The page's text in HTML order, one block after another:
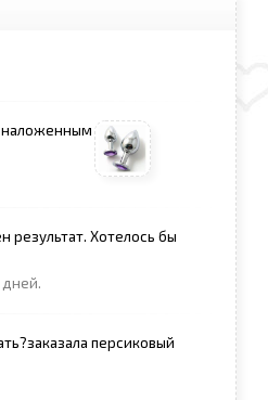
наложенным
результат. Хотелось бы
персиковый